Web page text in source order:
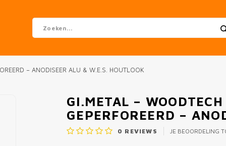
– ANODISEER ALU & W.E.S. HOUTLOOK
GI.METAL –
GEPERFOREERD –
0 REVIEWS JE BEOORDELING